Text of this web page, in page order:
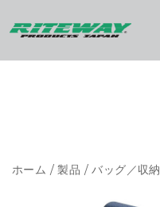
ホーム /製品 /バッグ／収納